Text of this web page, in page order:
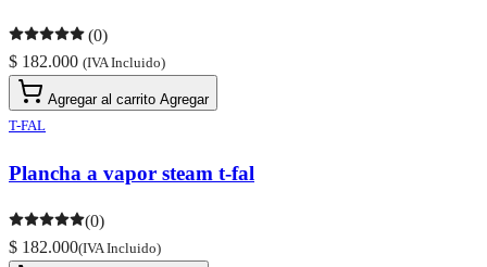
(0)
$ 182.000 (IVA Incluido)
Agregar al carrito Agregar
T-FAL
Plancha a vapor steam t-fal
(0)
$ 182.000(IVA Incluido)